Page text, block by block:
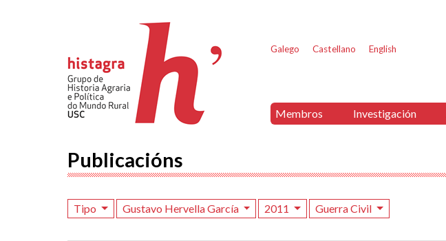
Galego Castellano English
Membros Investigación
Publicacións
Tipo Gustavo Hervella García 2011 Guerra Civil